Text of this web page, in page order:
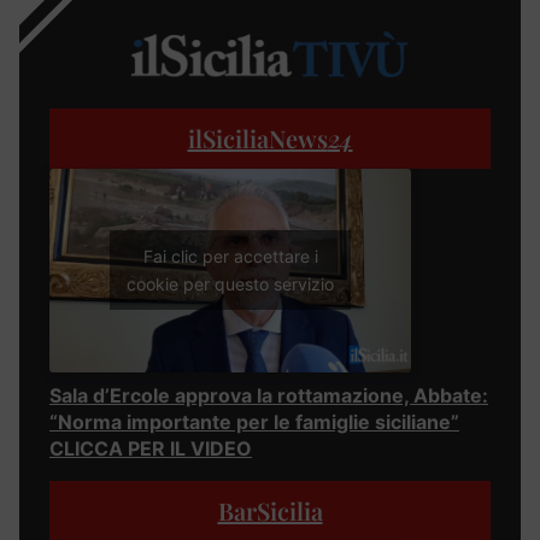
ilSiciliaNews24
Fai clic per accettare i
cookie per questo servizio
Sala d’Ercole approva la rottamazione, Abbate:
“Norma importante per le famiglie siciliane”
CLICCA PER IL VIDEO
BarSicilia